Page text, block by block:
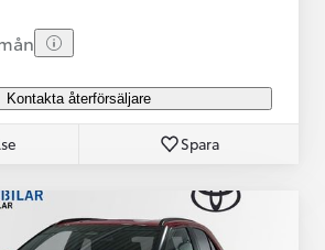
Kontakta återförsäljare
Spara